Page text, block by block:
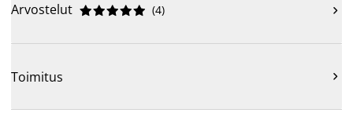
Arvostelut 




 (4) 
Toimitus 